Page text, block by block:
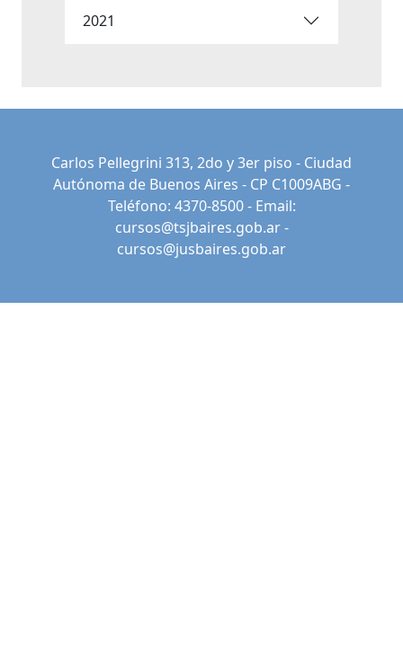
2021
Carlos Pellegrini 313, 2do y 3er piso - Ciudad
Autónoma de Buenos Aires - CP C1009ABG -
Teléfono: 4370-8500 - Email:
cursos@tsjbaires.gob.ar-
cursos@jusbaires.gob.ar